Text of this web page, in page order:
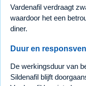
Vardenafil verdraagt
waardoor het een
diner.
Duur en
De werkingsduur van
Sildenafil blijft